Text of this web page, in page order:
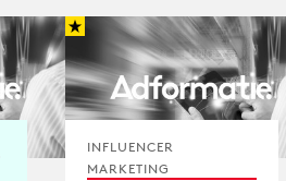
INFLUENCER
MARKETING